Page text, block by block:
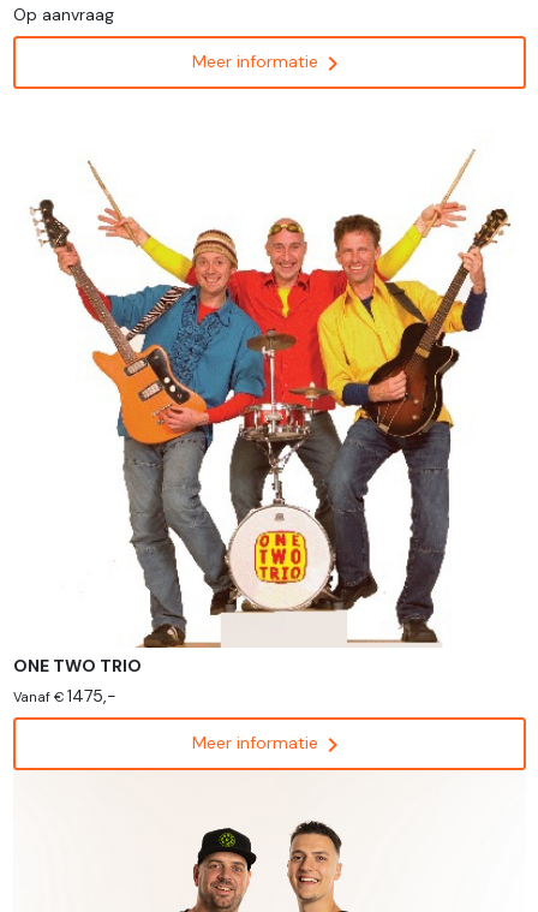
Op aanvraag
Meer informatie chevron_right
ONE TWO TRIO
Vanaf € 1475,-
Meer informatie chevron_right